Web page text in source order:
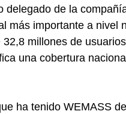
delegado de la
más importante a nivel
millones de
una cobertura
ha tenido WEMASS